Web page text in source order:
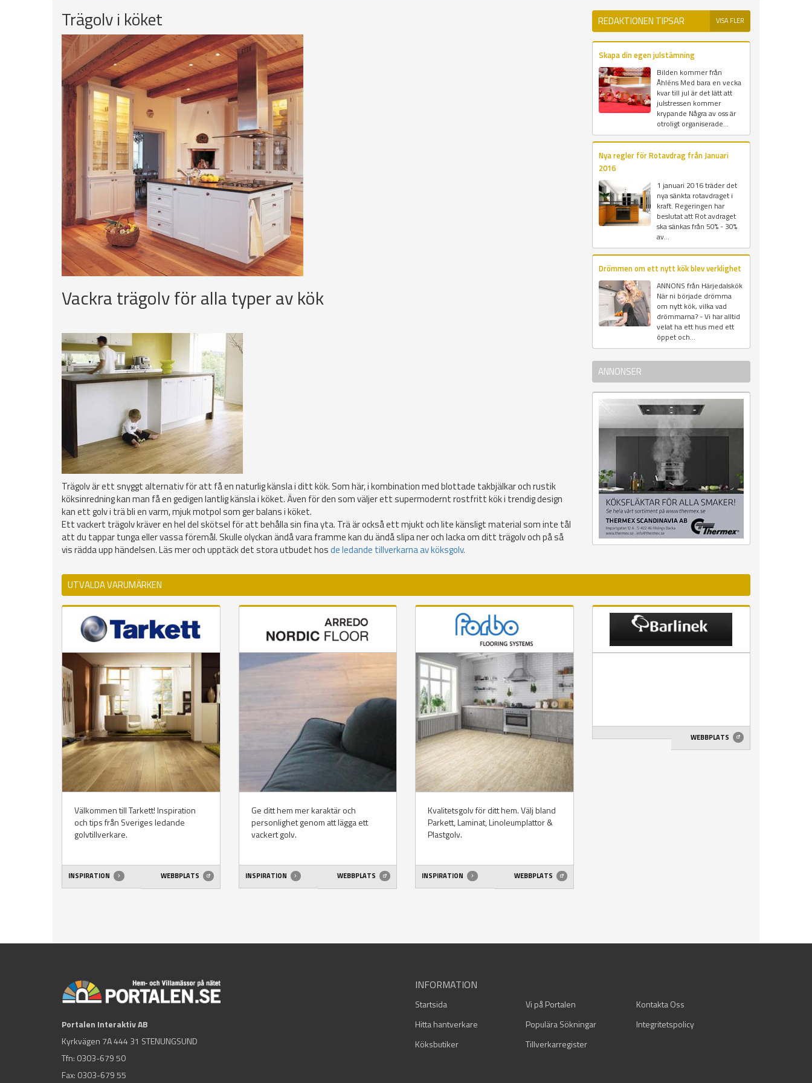
Trägolv i köket
Vackra trägolv för alla typer av kök
Trägolv är ett snyggt alternativ för att få en naturlig känsla i ditt kök. Som här, i kombination med blottade takbjälkar och rustik
köksinredning kan man få en gedigen lantlig känsla i köket. Även för den som väljer ett supermodernt rostfritt kök i trendig design
kan ett golv i trä bli en varm, mjuk motpol som ger balans i köket.
Ett vackert trägolv kräver en hel del skötsel för att behålla sin fina yta. Trä är också ett mjukt och lite känsligt material som inte tål
att du tappar tunga eller vassa föremål. Skulle olyckan ändå vara framme kan du ändå slipa ner och lacka om ditt trägolv och på så
vis rädda upp händelsen. Läs mer och upptäck det stora utbudet hosde ledande tillverkarna av köksgolv.
REDAKTIONEN TIPSAR VISA FLER
Skapa din egen julstämning
Bilden kommer från
Åhléns Med bara en vecka
kvar till jul är det lätt att
julstressen kommer
krypande Några av oss är
otroligt organiserade...
Nya regler för Rotavdrag från Januari
2016
1 januari 2016 träder det
nya sänkta rotavdraget i
kraft. Regeringen har
beslutat att Rot avdraget
ska sänkas från 50% - 30%
av...
Drömmen om ett nytt kök blev verklighet
ANNONS från Härjedalskök
När ni började drömma
om nytt kök, vilka vad
drömmarna? - Vi har alltid
velat ha ett hus med ett
öppet och...
ANNONSER
UTVALDA VARUMÄRKEN
Välkommen till Tarkett! Inspiration
och tips från Sveriges ledande
golvtillverkare.
INSPIRATION WEBBPLATS
Ge ditt hem mer karaktär och
personlighet genom att lägga ett
vackert golv.
INSPIRATION WEBBPLATS
Kvalitetsgolv för ditt hem. Välj bland
Parkett, Laminat, Linoleumplattor &
Plastgolv.
INSPIRATION WEBBPLATS
WEBBPLATS
Portalen Interaktiv AB
Kyrkvägen 7A 444 31 STENUNGSUND
Tfn: 0303-679 50
Fax: 0303-679 55
INFORMATION
Startsida Vi på Portalen
Kontakta Oss
Hitta hantverkare
Populära Sökningar
Integritetspolicy
Köksbutiker
Tillverkarregister